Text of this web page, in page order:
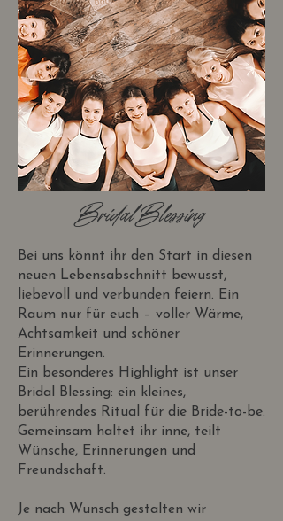
Bridal Blessing
Bei uns könnt ihr den Start in diesen
neuen Lebensabschnitt bewusst,
liebevoll und verbunden feiern. Ein
Raum nur für euch – voller Wärme,
Achtsamkeit und schöner
Erinnerungen.
Ein besonderes Highlight ist unser
Bridal Blessing: ein kleines,
berührendes Ritual für die Bride-to-be.
Gemeinsam haltet ihr inne, teilt
Wünsche, Erinnerungen und
Freundschaft.
Je nach Wunsch gestalten wir